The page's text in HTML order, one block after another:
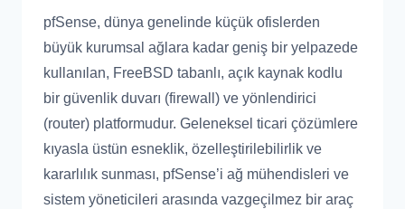
pfSense, dünya genelinde küçük ofislerden
büyük kurumsal ağlara kadar geniş bir yelpazede
kullanılan, FreeBSD tabanlı, açık kaynak kodlu
bir güvenlik duvarı (firewall) ve yönlendirici
(router) platformudur. Geleneksel ticari çözümlere
kıyasla üstün esneklik, özelleştirilebilirlik ve
kararlılık sunması, pfSense’i ağ mühendisleri ve
sistem yöneticileri arasında vazgeçilmez bir araç